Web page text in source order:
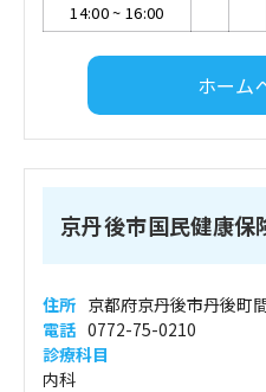
14:00~ 16:00
ホーム
京丹後市国民健康保
住所 京都府京丹後市丹後町
電話 0772-75-0210
診療科目
内科